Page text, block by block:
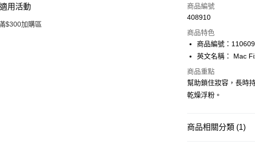
用活動
$300加購區
信用卡
AlipayHK
PayMe
WeChat Pay
BoC Pay
送貨方式
商品編號
408910
商品特色
商品編號：
英文名稱： Mac
商品重點
幫助鎖住妝容，長時
乾燥浮粉。
商品相關分類 (1)